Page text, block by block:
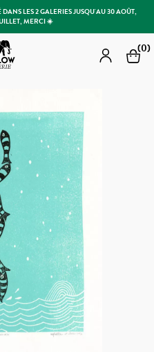
LES 2 GALERIES JUSQU'AU 30 AOÛT,
MERCI ☀️
Galerie (0)